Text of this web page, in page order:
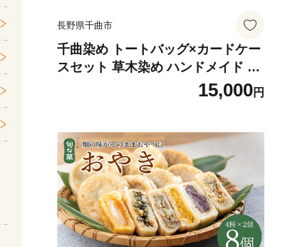
長野県千曲市
千曲染め トートバッグ×カードケー
スセット 草木染め ハンドメイド エ
コバッグ 信州 長野県 千曲市15,000円